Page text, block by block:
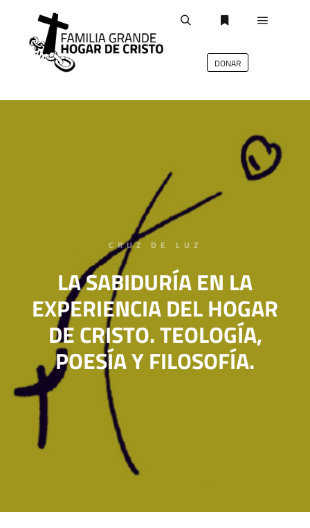
DONAR
CRUZ DE LUZ
LA SABIDURÍA EN LA
EXPERIENCIA DEL HOGAR
DE CRISTO. TEOLOGÍA,
POESÍA Y FILOSOFÍA.